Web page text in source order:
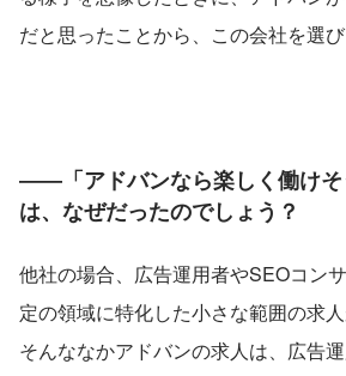
だと思ったことから、この会社を選び
――「アドバンなら楽しく働けそ
は、なぜだったのでしょう？
他社の場合、広告運用者やSEOコン
定の領域に特化した小さな範囲の求人
そんななかアドバンの求人は、広告